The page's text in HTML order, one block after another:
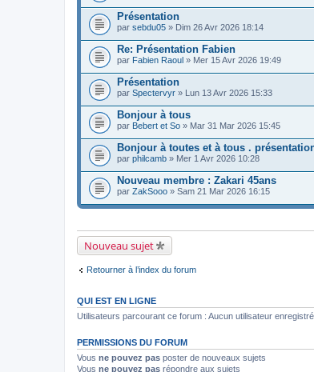
Présentation
par sebdu05 » Dim 26 Avr 2026 18:14
Re: Présentation Fabien
par Fabien Raoul » Mer 15 Avr 2026 19:49
Présentation
par Spectervyr » Lun 13 Avr 2026 15:33
Bonjour à tous
par Bebert et So » Mar 31 Mar 2026 15:45
Bonjour à toutes et à tous .
par philcamb » Mer 1 Avr 2026 10:28
Nouveau membre : Zakari 45ans
par ZakSooo » Sam 21 Mar 2026 16:15
Nouveau sujet
Retourner à l’index du forum
QUI EST EN LIGNE
Utilisateurs parcourant ce forum : Aucun utilisateur
PERMISSIONS DU FORUM
Vous ne pouvez pas poster de nouveaux sujets
Vous ne pouvez pas répondre aux sujets